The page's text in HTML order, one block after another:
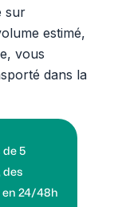
sur
estimé,
vous
dans la
de 5
des
en 24/48h